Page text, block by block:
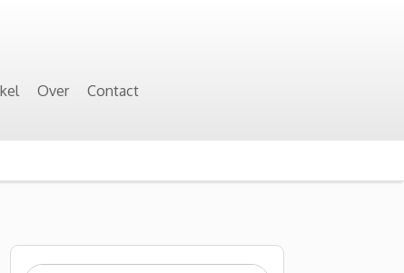
Over Contact